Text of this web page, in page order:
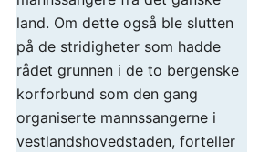
land. Om dette også ble slutten
på de stridigheter som hadde
rådet grunnen i de to bergenske
korforbund som den gang
organiserte mannssangerne i
vestlandshovedstaden, forteller